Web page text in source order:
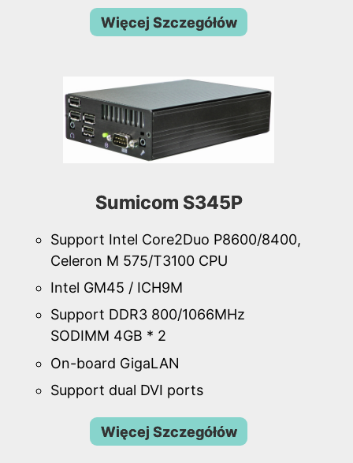
Więcej Szczegółów
Sumicom S345P
Support Intel Core2Duo P8600/8400,
Celeron M 575/T3100 CPU
Intel GM45 / ICH9M
Support DDR3 800/1066MHz
SODIMM 4GB * 2
On-board GigaLAN
Support dual DVI ports
Więcej Szczegółów